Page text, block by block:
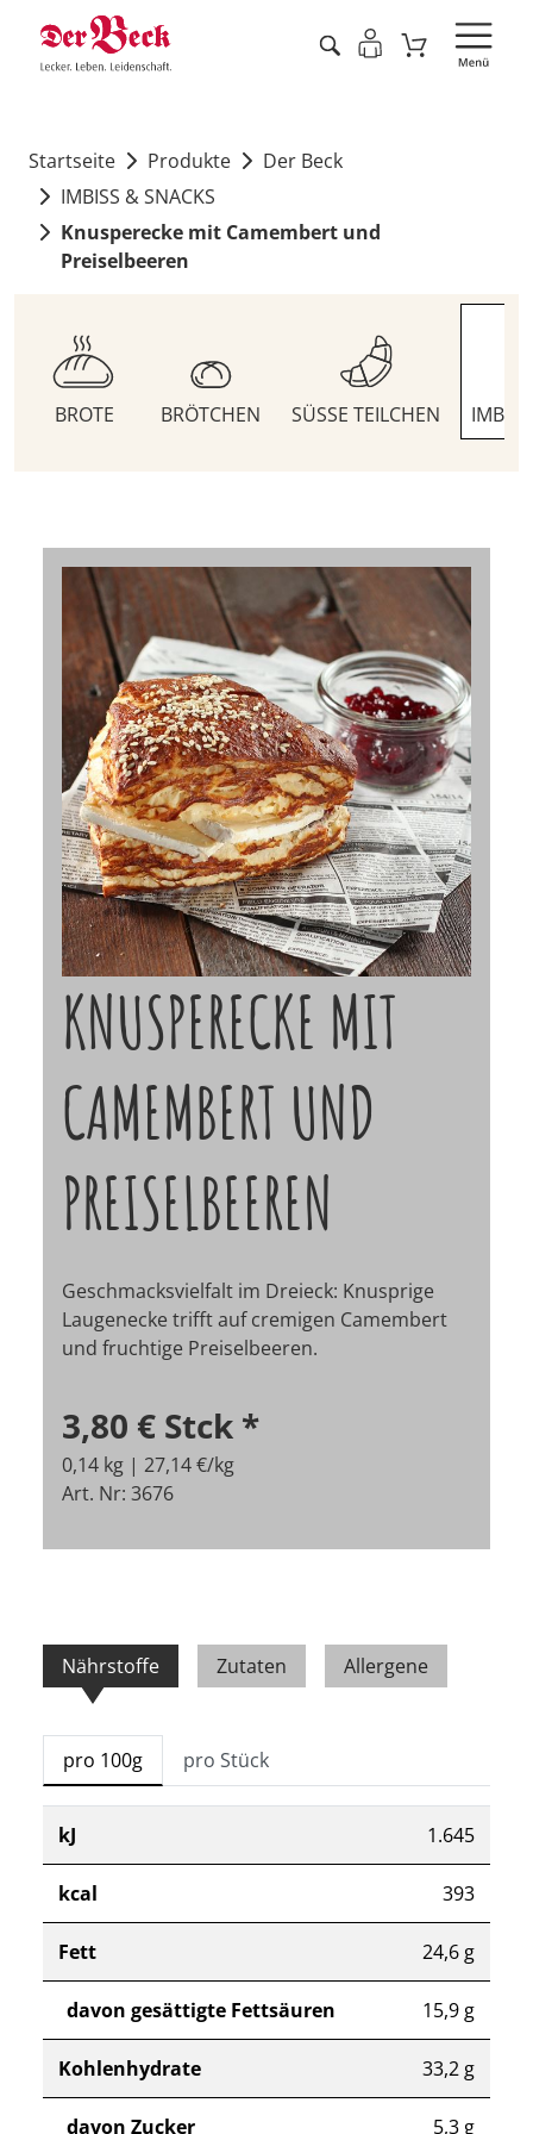
Startseite Produkte
Der Beck
IMBISS & SNACKS
Knusperecke mit Camembert und
Preiselbeeren
BROTE BRÖTCHEN SÜSSE TEILCHEN
KNUSPERECKE MIT
CAMEMBERT UND
PREISELBEEREN
Geschmacksvielfalt im Dreieck: Knusprige
Laugenecke trifft auf cremigen Camembert
und fruchtige Preiselbeeren.
3,80 € Stck *
0,14 kg | 27,14 €/kg
Art. Nr: 3676
Nährstoffe Zutaten Allergene
pro 100g pro Stück
kJ 1.645
kcal 393
Fett 24,6 g
davon gesättigte Fettsäuren 15,9 g
Kohlenhydrate 33,2 g
davon Zucker 5,3 g